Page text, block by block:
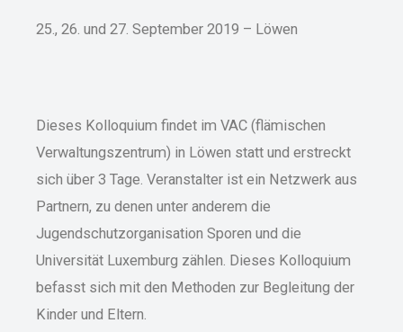
25., 26. und 27. September 2019 – Löwen
Dieses Kolloquium findet im VAC (flämischen
Verwaltungszentrum) in Löwen statt und erstreckt
sich über 3 Tage. Veranstalter ist ein Netzwerk aus
Partnern, zu denen unter anderem die
Jugendschutzorganisation Sporen und die
Universität Luxemburg zählen. Dieses Kolloquium
befasst sich mit den Methoden zur Begleitung der
Kinder und Eltern.